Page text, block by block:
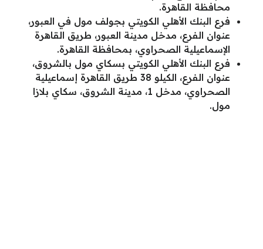
محافظة القاهرة.
فرع البنك الأهلي الكويتي بجولف مول في العبور،
عنوان الفرع، مدخل مدينة العبور، طريق القاهرة
الإسماعيلية الصحراوي، بمحافظة القاهرة.
فرع البنك الأهلي الكويتي بسكاي مول بالشروق،
عنوان الفرع، الكيلو 38 طريق القاهرة إسماعيلية
الصحراوي، مدخل 1، مدينة الشروق، سكاي بلازا
مول.